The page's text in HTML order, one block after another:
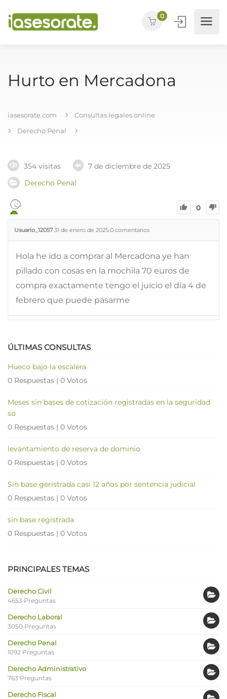
0
Hurto en Mercadona
iasesorate.com
Consultas legales online
Derecho Penal
354 visitas
7 de diciembre de 2025
Derecho Penal
0
Usuario_12057 31 de enero de 2025 0 comentarios
Hola he ido a comprar al Mercadona ye han
pillado con cosas en la mochila 70 euros de
compra exactamente tengo el juicio el día 4 de
febrero que puede pasarme
ÚLTIMAS CONSULTAS
Hueco bajo la escalera
0 Respuestas | 0 Votos
Meses sin bases de cotización registradas en la seguridad
so
0 Respuestas | 0 Votos
levantamiento de reserva de dominio
0 Respuestas | 0 Votos
Sin base geristrada casi 12 años por sentencia judicial
0 Respuestas | 0 Votos
sin base registrada
0 Respuestas | 0 Votos
PRINCIPALES TEMAS
Derecho Civil
4653 Preguntas
Derecho Laboral
3050 Preguntas
Derecho Penal
1092 Preguntas
Derecho Administrativo
763 Preguntas
Derecho Fiscal